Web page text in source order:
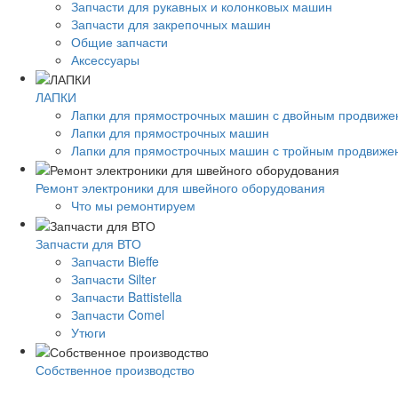
Запчасти для рукавных и колонковых машин
Запчасти для закрепочных машин
Общие запчасти
Аксессуары
ЛАПКИ
Лапки для прямострочных машин с двойным
Лапки для прямострочных машин
Лапки для прямострочных машин с тройным
Ремонт электроники для швейного оборудования
Что мы ремонтируем
Запчасти для ВТО
Запчасти Bieffe
Запчасти Silter
Запчасти Battistella
Запчасти Comel
Утюги
Собственное производство